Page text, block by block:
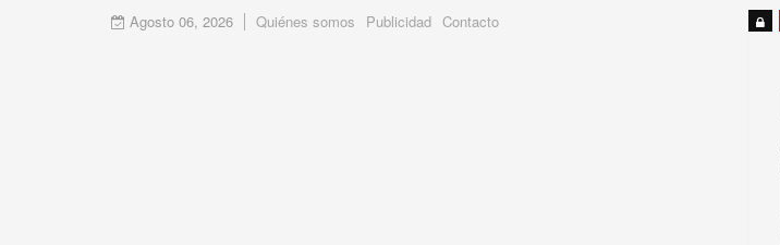
Agosto 06, 2026 Quiénes somos Publicidad Contacto